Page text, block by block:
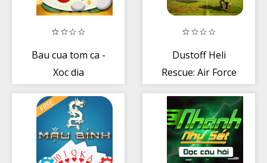
Bau cua tom ca -
Xoc dia
Dustoff Heli
Rescue: Air Force
Combat